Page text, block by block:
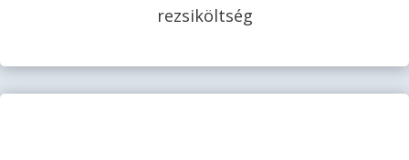
rezsiköltség